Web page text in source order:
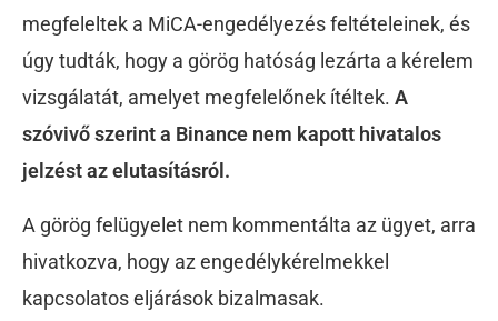
megfeleltek a MiCA-engedélyezés feltételeinek, és
úgy tudták, hogy a görög hatóság lezárta a kérelem
vizsgálatát, amelyet megfelelőnek ítéltek. A
szóvivő szerint a Binance nem kapott hivatalos
jelzést az elutasításról.
A görög felügyelet nem kommentálta az ügyet, arra
hivatkozva, hogy az engedélykérelmekkel
kapcsolatos eljárások bizalmasak.